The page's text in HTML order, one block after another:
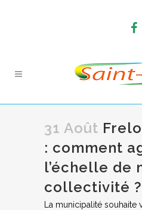
31 Août
: comment
l’échelle de
collectivité ?
La municipalité